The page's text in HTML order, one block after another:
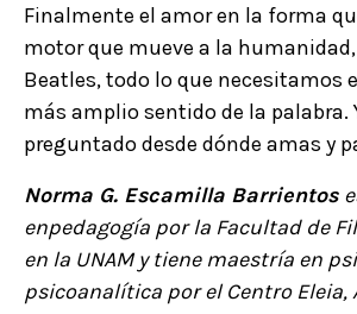
Finalmente el amor en la forma
motor que mueve a la
Beatles, todo lo que necesitamos
más amplio sentido de la palabra.
preguntado desde dónde amas y
Norma G. Escamilla Barrientos
enpedagogía por la Facultad de
en la UNAM y tiene maestría en
psicoanalítica por el Centro Eleia,